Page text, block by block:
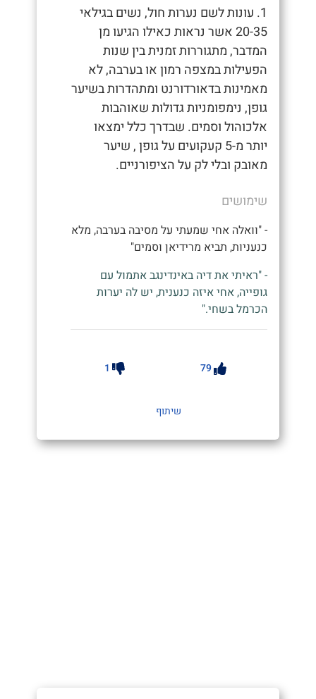
1. עונות לשם נערות חול, נשים בגילאי
20-35 אשר נראות כאילו הגיעו מן
המדבר, מתגוררות זמנית בין שנות
הפעילות במצפה רמון או בערבה, לא
מאמינות בדאורדורנט ומתהדרות בשיער
גופן, נימפומניות גדולות שאוהבות
אלכוהול וסמים. שבדרך כלל ימצאו
יותר מ-5 קעקועים על גופן , שיער
מאובק ובלי לק על הציפורניים.
שימושים
- "וואלה אחי שמעתי על מסיבה בערבה, מלא
כנעניות, תביא מרידיאן וסמים"
- "ראיתי את דיה באינדינגב אתמול עם
גופייה, אחי איזה כנענית, יש לה יערות
הכרמל בשחי."
79
1
שיתוף